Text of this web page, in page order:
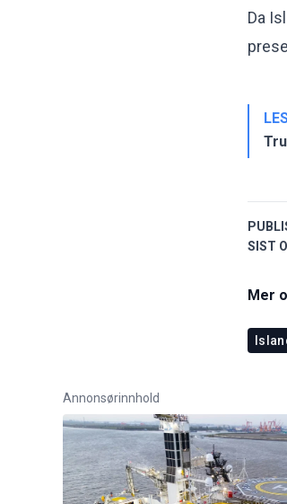
Da
SIST
Mer
Annonsørinnhold